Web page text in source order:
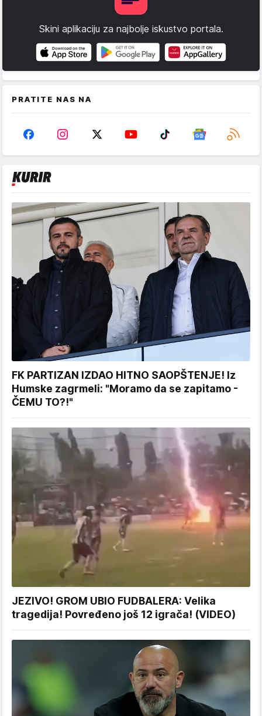
Skini aplikaciju za najbolje iskustvo portala.
PRATITE NAS NA
FK PARTIZAN IZDAO HITNO SAOPŠTENJE! Iz
Humske zagrmeli: "Moramo da se zapitamo -
ČEMU TO?!"
JEZIVO! GROM UBIO FUDBALERA: Velika
tragedija! Povređeno još 12 igrača! (VIDEO)